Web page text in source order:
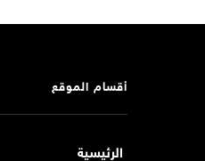
أقسام الموقع
الرئيسية